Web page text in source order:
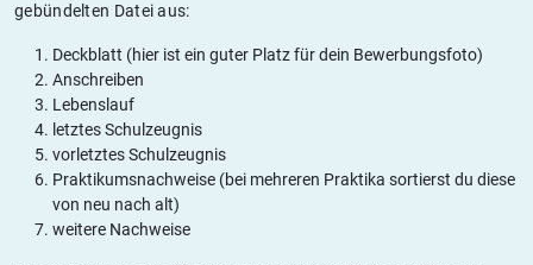
gebündelten Datei aus:
Deckblatt (hier ist ein guter Platz für dein Bewerbungsfoto)
Anschreiben
Lebenslauf
letztes Schulzeugnis
vorletztes Schulzeugnis
Praktikumsnachweise (bei mehreren Praktika sortierst du diese
von neu nach alt)
weitere Nachweise